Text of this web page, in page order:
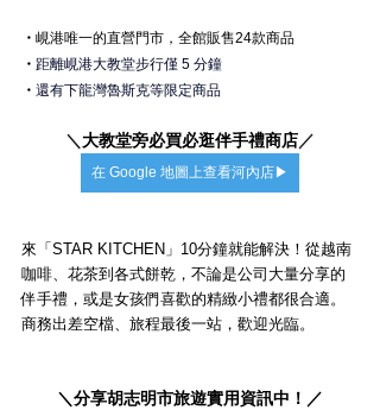
・ 峴港唯一的直營門市，全館販售24款商品
・ 距離峴港大教堂步行僅 5 分鐘
・ 還有下龍灣魯斯克等限定商品
＼大教堂旁必買必逛伴手禮商店／
在 Google 地圖上查看河內店▶
來「STAR KITCHEN」10分鐘就能解決！從越南
咖啡、花茶到各式餅乾，不論是公司大量分享的
伴手禮，或是女孩們喜歡的精緻小禮都很合適。
商務出差空檔、旅程最後一站，歡迎光臨。
＼分享胡志明市旅遊實用資訊中！／